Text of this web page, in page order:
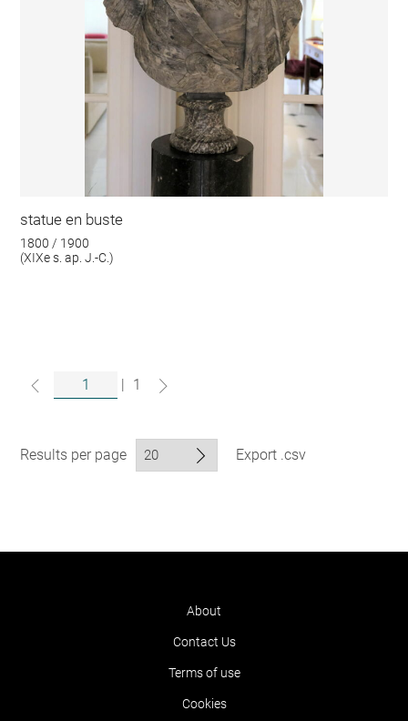
statue en buste
1800 / 1900
(XIXe s. ap. J.-C.)
| 1
Results per page Export .csv
About
Contact Us
Terms of use
Cookies